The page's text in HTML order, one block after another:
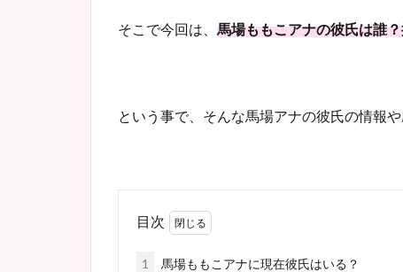
そこで今回は、 馬場ももこアナの彼氏は誰
という事で、そんな馬場アナの彼氏の情報
目次
1 馬場ももこアナに現在彼氏はいる？